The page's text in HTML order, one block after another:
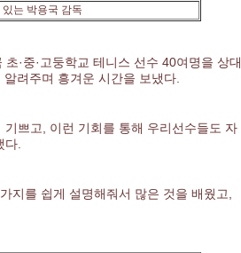
는 박용국 감독
·중·고둥학교 테니스 선수 40여명을 상대
려주며 흥겨운 시간을 보냈다.
쁘고, 이런 기회를 통해 우리선수들도 자
.
지를 쉽게 설명해줘서 많은 것을 배웠고,